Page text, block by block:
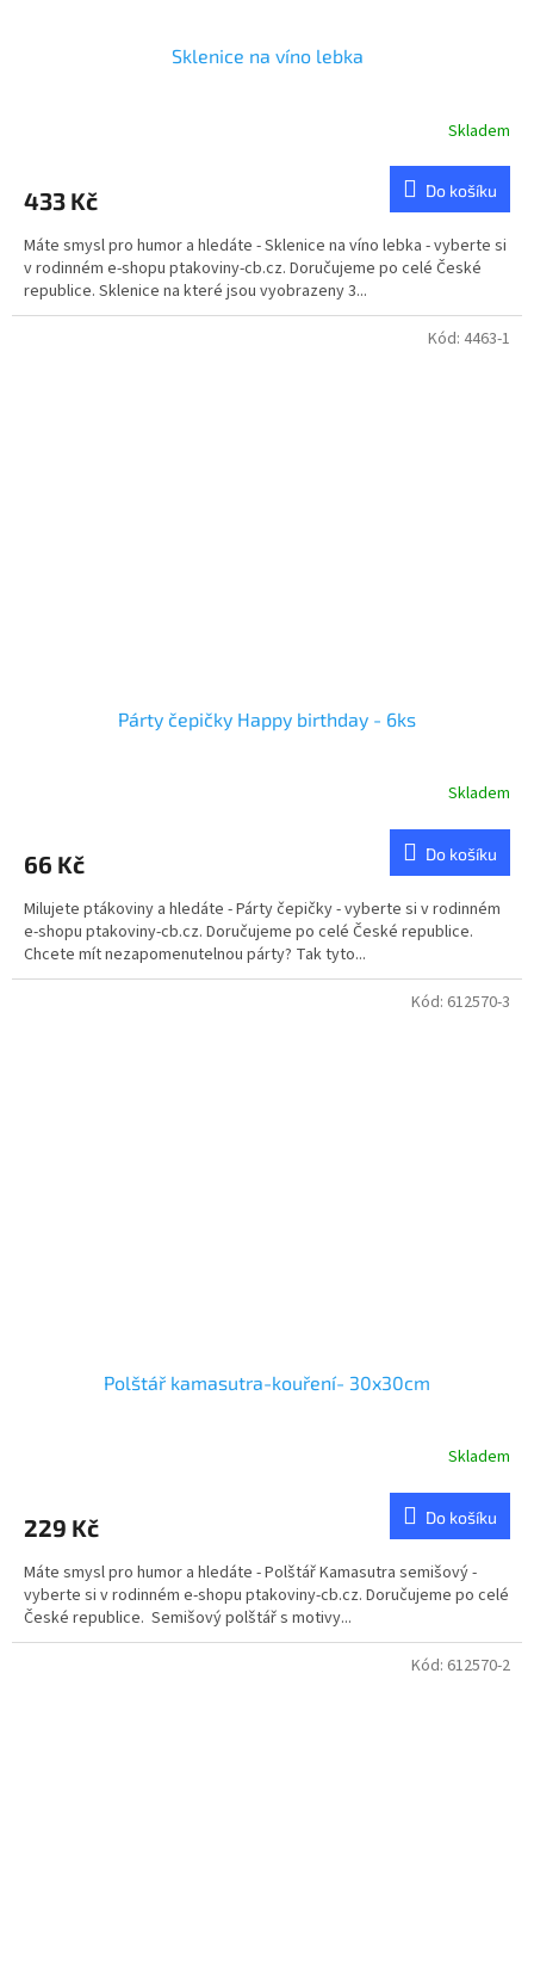
Sklenice na víno lebka
Skladem
433 Kč Do košíku
Máte smysl pro humor a hledáte - Sklenice na víno lebka - vyberte si
v rodinném e-shopu ptakoviny-cb.cz. Doručujeme po celé České
republice. Sklenice na které jsou vyobrazeny 3...
Párty čepičky Happy birthday - 6ks
Skladem
66 Kč Do košíku
Milujete ptákoviny a hledáte - Párty čepičky - vyberte si v rodinném
e-shopu ptakoviny-cb.cz. Doručujeme po celé České republice.
Chcete mít nezapomenutelnou párty? Tak tyto...
Kód: 4463-1
Polštář kamasutra-kouření- 30x30cm
Skladem
229 Kč Do košíku
Máte smysl pro humor a hledáte - Polštář Kamasutra semišový -
vyberte si v rodinném e-shopu ptakoviny-cb.cz. Doručujeme po celé
České republice. Semišový polštář s motivy...
Kód: 612570-3
Kód: 612570-2